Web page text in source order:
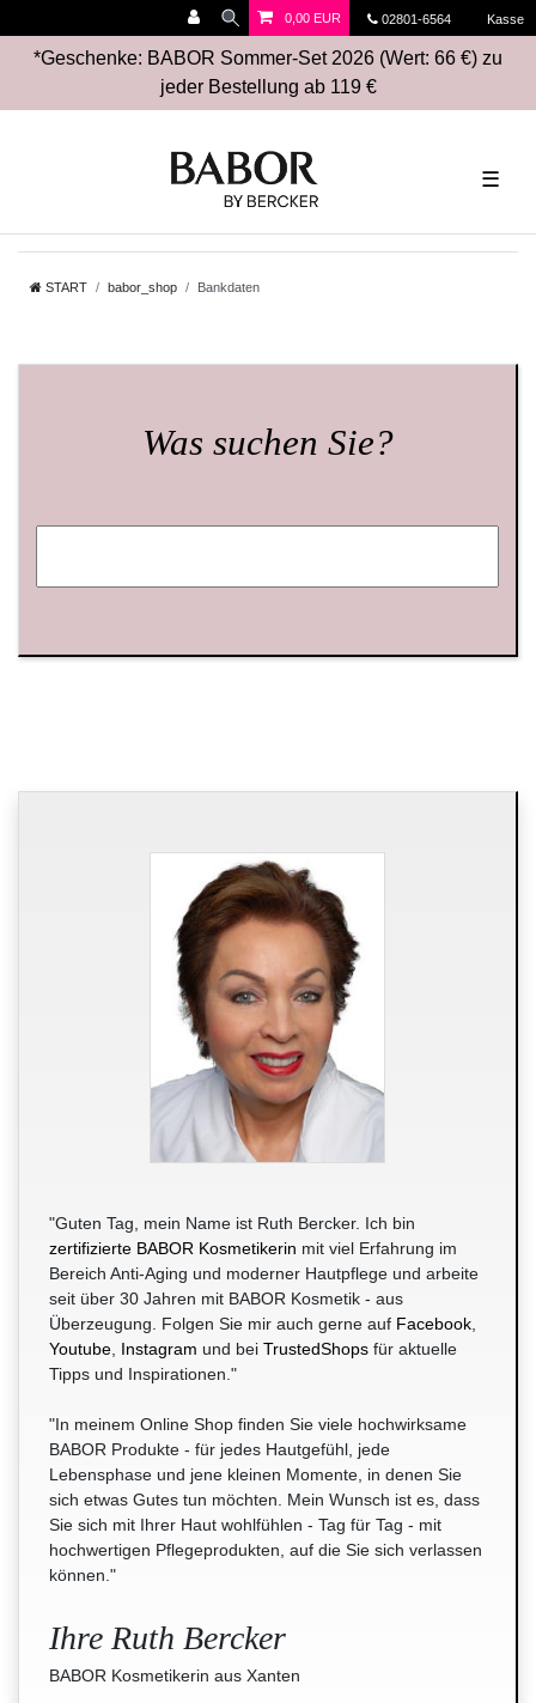
02801-6564 Kasse
0,00 EUR
*Geschenke: BABOR Sommer-Set 2026 (Wert: 66 €) zu
jeder Bestellung ab 119 €
☰
START babor_shop Bankdaten
Was suchen Sie?
"Guten Tag, mein Name ist Ruth Bercker. Ich bin
zertifizierte BABOR Kosmetikerin mit viel Erfahrung im
Bereich Anti-Aging und moderner Hautpflege und arbeite
seit über 30 Jahren mit BABOR Kosmetik - aus
Überzeugung. Folgen Sie mir auch gerne auf Facebook
Youtube Instagram und bei TrustedShops für aktuelle
Tipps und Inspirationen."
"In meinem Online Shop finden Sie viele hochwirksame
BABOR Produkte - für jedes Hautgefühl, jede
Lebensphase und jene kleinen Momente, in denen Sie
sich etwas Gutes tun möchten. Mein Wunsch ist es, dass
Sie sich mit Ihrer Haut wohlfühlen - Tag für Tag - mit
hochwertigen Pflegeprodukten, auf die Sie sich verlassen
können."
Ihre Ruth Bercker
BABOR Kosmetikerin aus Xanten